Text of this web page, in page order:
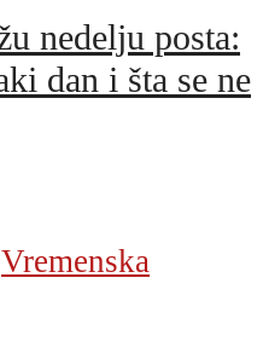
nedelju posta:
dan i šta se ne
Vremenska